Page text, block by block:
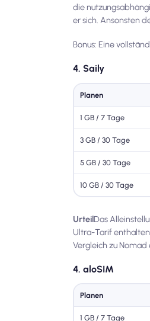
die
er sich. Ansonsten
Bonus: Eine
4. Saily
Planen
1 GB / 7 Tage
3 GB / 30 Tage
5 GB / 30 Tage
10 GB / 30 Tage
UrteilDas
Ultra-Tarif
Vergleich zu
4. aloSIM
Planen
1 GB / 7 Tage